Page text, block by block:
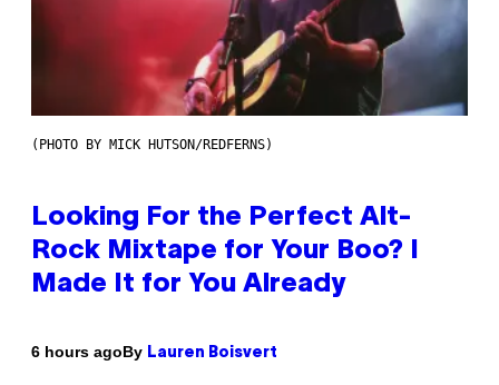
(PHOTO BY MICK HUTSON/REDFERNS)
Looking For the Perfect Alt-
Rock Mixtape for Your Boo? I
Made It for You Already
6 hours agoBy Lauren Boisvert